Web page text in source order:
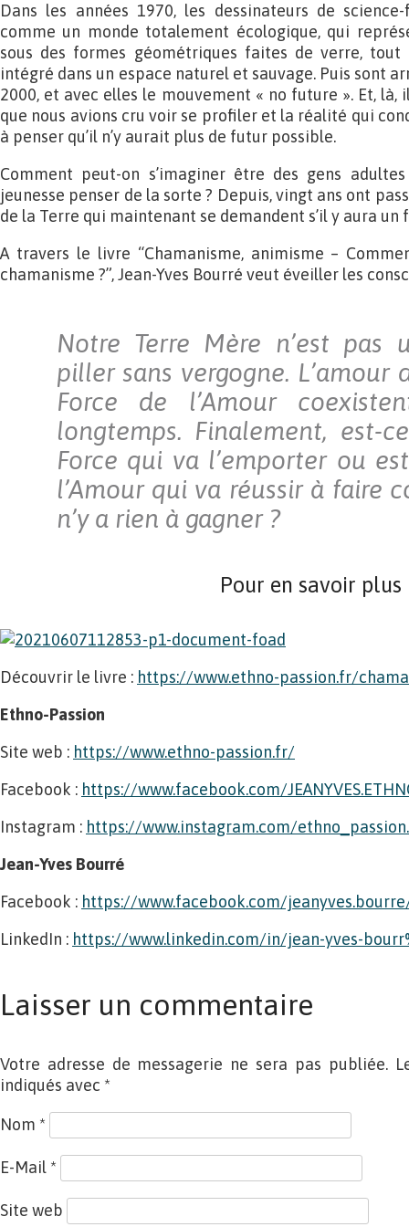
Dans les années 1970, les dessinateurs de
comme un monde totalement écologique, qui
sous des formes géométriques faites de verre,
intégré dans un espace naturel et sauvage. Puis sont
2000, et avec elles le mouvement « no future ». Et,
que nous avions cru voir se profiler et la réalité qui
à penser qu’il n’y aurait plus de futur possible.
Comment peut-on s’imaginer être des gens
jeunesse penser de la sorte ? Depuis, vingt ans ont
de la Terre qui maintenant se demandent s’il y aura un
A travers le livre “Chamanisme, animisme –
chamanisme ?”, Jean-Yves Bourré veut éveiller les
Notre Terre Mère n’est pas
piller sans vergogne. L’amour
Force de l’Amour
longtemps. Finalement, est-
Force qui va l’emporter ou
l’Amour qui va réussir à faire
n’y a rien à gagner ?
Pour en savoir plus
Découvrir le livre : https://www.ethno-passion.fr/
Ethno-Passion
Site web : https://www.ethno-passion.fr/
Facebook : https://www.facebook.com/
Instagram : https://www.instagram.com/
Jean-Yves Bourré
Facebook : https://www.facebook.com/
LinkedIn : https://www.linkedin.com/in/jean-yves-
Laisser un commentaire
Votre adresse de messagerie ne sera pas publiée.
indiqués avec *
Nom *
E-Mail *
Site web